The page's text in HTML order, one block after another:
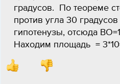
градусов. По теореме
против угла 30
гипотенузы, отсюда
Находим площадь =